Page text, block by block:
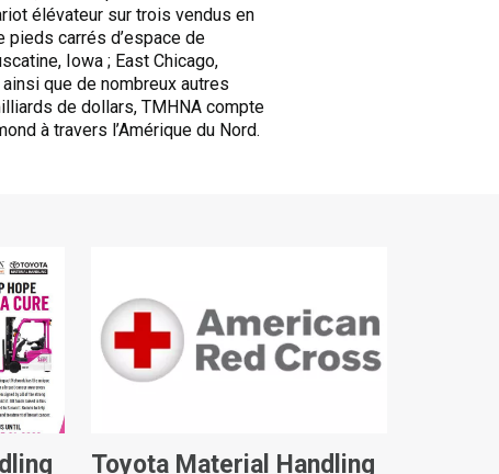
élévateur sur trois vendus en
pieds carrés d’espace de
Iowa ; East Chicago,
que de nombreux autres
de dollars, TMHNA compte
à travers l’Amérique du Nord.
Toyota Material Handling